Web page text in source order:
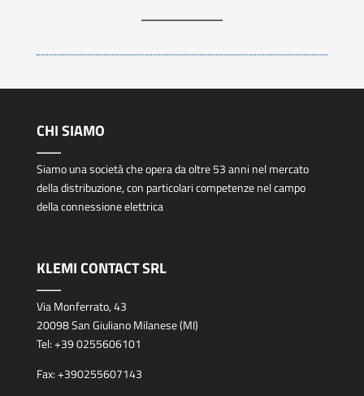
CHI SIAMO
Siamo una società che opera da oltre 53 anni nel mercato
della distribuzione, con particolari competenze nel campo
della connessione elettrica
KLEMI CONTACT SRL
Via Monferrato, 43
20098 San Giuliano Milanese (MI)
Tel:+39 0255606101
Fax:+390255607143